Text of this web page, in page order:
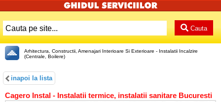
Cauta
Arhitectura, Constructii, Amenajari Interioare Si Exterioare - Instalatii Incalzire
(Centrale, Boilere)
inapoi la lista
Cagero Instal - Instalatii termice, instalatii sanitare Bucuresti